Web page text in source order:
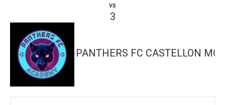
vs
3
PANTHERS FC CASTELLON